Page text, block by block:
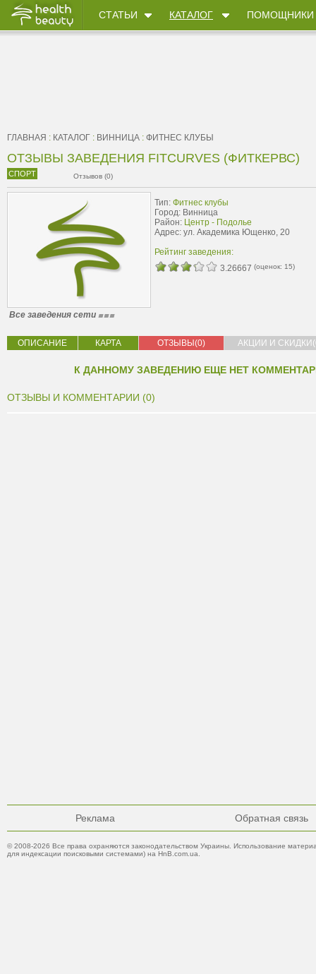
СТАТЬИ КАТАЛОГ ПОМОЩНИКИ
ГЛАВНАЯ : КАТАЛОГ : ВИННИЦА : ФИТНЕС КЛУБЫ
ОТЗЫВЫ ЗАВЕДЕНИЯ FITCURVES (ФИТКЕРВС)
СПОРТ Отзывов (0)
Тип: Фитнес клубы
Город: Винница
Район: Центр - Подолье
Адрес: ул. Академика Ющенко, 20
Рейтинг заведения:
3.26667 (оценок: 15)
Все заведения сети
ОПИСАНИЕ КАРТА ОТЗЫВЫ(0) АКЦИИ И
К ДАННОМУ ЗАВЕДЕНИЮ ЕЩЕ НЕТ
ОТЗЫВЫ И КОММЕНТАРИИ (0)
Реклама Обратная связь
© 2008-2026 Все права охраняются законодательством Украины. Использование
для индексации поисковыми системами) на HnB.com.ua.